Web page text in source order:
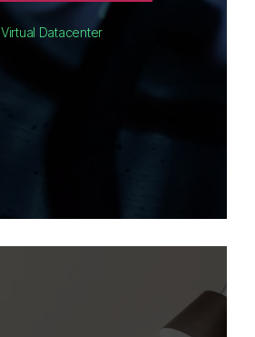
Virtual Datacenter